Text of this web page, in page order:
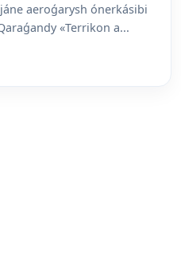
aeroǵarysh ónerkásibi
«Terrikon a...